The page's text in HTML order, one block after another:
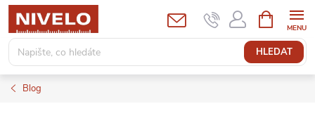
Přejít
obsah
HLEDAT
NÁKUPNÍ
KOŠÍK
Blog